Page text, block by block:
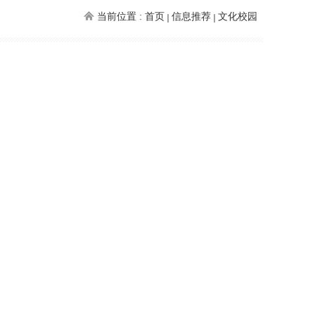
当前位置 : 首页 信息推荐 文化校园